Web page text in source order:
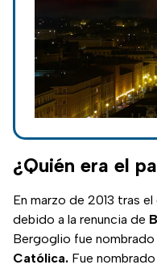
¿Quién era el
En marzo de 2013 tras
debido a la renuncia de
Bergoglio fue nombrado
Católica. Fue nombrado